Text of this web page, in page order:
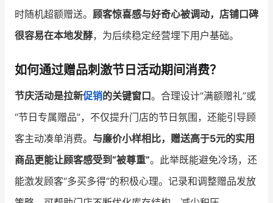
时随机超额赠送。 顾客惊喜感与好奇心被调动，店铺口碑
很容易在本地发酵，为后续稳定经营埋下用户基础。
如何通过赠品刺激节日活动期间消费？
节庆活动是拉新促销的关键窗口。合理设计“满额赠礼”或
“节日专属赠品”，不仅提升门店的节日氛围，还能引导顾
客主动凑单消费。 与廉价小样相比，赠送高于5元的实用
商品更能让顾客感受到“被尊重”。此举既能避免冷场，还
能激发顾客“多买多得”的积极心理。记录和调整赠品发放